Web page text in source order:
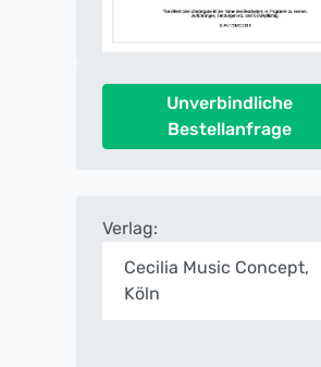
Unverbindliche
Bestellanfrage
Verlag:
Cecilia Music Concept,
Köln